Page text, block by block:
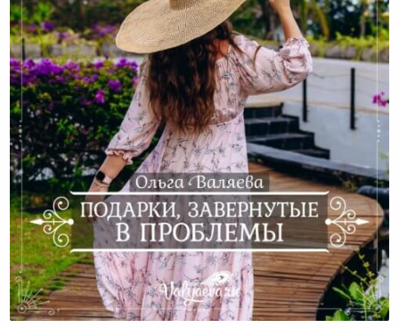
Подарки, Завернутые В Проблемы